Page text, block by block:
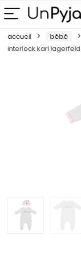
accueil bébé
interlock karl